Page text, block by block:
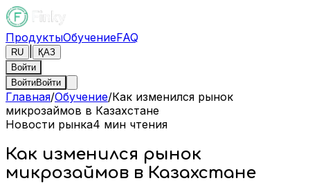
ПродуктыОбучениеFAQ
RU
ҚАЗ
Войти
ВойтиВойти
Главная/Обучение/Как изменился рынок
микрозаймов в Казахстане
Новости рынка4 мин чтения
Как изменился рынок
микрозаймов в Казахстане